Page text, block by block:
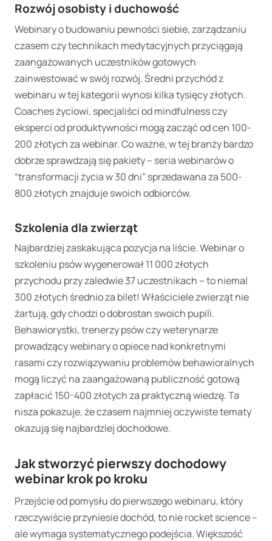
Rozwój osobisty i duchowość
Webinary o budowaniu pewności siebie, zarządzaniu
czasem czy technikach medytacyjnych przyciągają
zaangażowanych uczestników gotowych
zainwestować w swój rozwój. Średni przychód z
webinaru w tej kategorii wynosi kilka tysięcy złotych.
Coaches życiowi, specjaliści od mindfulness czy
eksperci od produktywności mogą zacząć od cen 100-
200 złotych za webinar. Co ważne, w tej branży bardzo
dobrze sprawdzają się pakiety – seria webinarów o
“transformacji życia w 30 dni” sprzedawana za 500-
800 złotych znajduje swoich odbiorców.
Szkolenia dla zwierząt
Najbardziej zaskakująca pozycja na liście. Webinar o
szkoleniu psów wygenerował 11 000 złotych
przychodu przy zaledwie 37 uczestnikach – to niemal
300 złotych średnio za bilet! Właściciele zwierząt nie
żartują, gdy chodzi o dobrostan swoich pupili.
Behawiorystki, trenerzy psów czy weterynarze
prowadzący webinary o opiece nad konkretnymi
rasami czy rozwiązywaniu problemów behawioralnych
mogą liczyć na zaangażowaną publiczność gotową
zapłacić 150-400 złotych za praktyczną wiedzę. Ta
nisza pokazuje, że czasem najmniej oczywiste tematy
okazują się najbardziej dochodowe.
Jak stworzyć pierwszy dochodowy
webinar krok po kroku
Przejście od pomysłu do pierwszego webinaru, który
rzeczywiście przyniesie dochód, to nie rocket science –
ale wymaga systematycznego podejścia. Większość